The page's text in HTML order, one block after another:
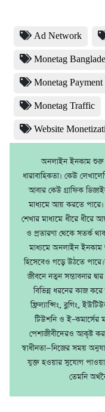
Ad Network
Monetag
Monetag Payment
Monetag Traffic
Website
অনলাইন ইনকাম শুরু
ধারাবাহিকতা। কেউ
আবার কেউ গ্রাফিক
মাধ্যমে আয় করতে
শেখার মাধ্যমে ধীরে ধীরে
ও প্রতারণা থেকে সতর্ক
মাধ্যমে অনলাইন ইনকাম
হিসেবেও গড়ে উঠতে
জীবনে নতুন সম্ভাবনার
বিভিন্ন ধরনের কাজ
ফ্রিল্যান্সিং, ব্লগিং,
টিউশনি ও
পেশাজীবীদেরও আকৃষ্ট
স্বাধীনতা—নিজের সময়
যুক্ত হওয়ার সুযোগ পাওয়া
তেমনি